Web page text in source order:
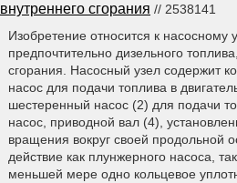
внутреннего сгорания // 2538141
Изобретение относится к насосному
предпочтительно дизельного
сгорания. Насосный узел содержит
насос для подачи топлива в
шестеренный насос (2) для подачи
насос, приводной вал (4),
вращения вокруг своей продольной
действие как плунжерного насоса,
меньшей мере одно кольцевое